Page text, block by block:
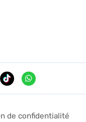
de confidentialité